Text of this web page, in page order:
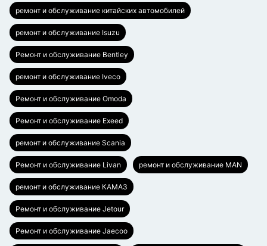
ремонт и обслуживание китайских автомобилей
ремонт и обслуживание Isuzu
Ремонт и обслуживание Bentley
ремонт и обслуживание Iveco
Ремонт и обслуживание Omoda
Ремонт и обслуживание Exeed
ремонт и обслуживание Scania
Ремонт и обслуживание Livan ремонт и обслуживание MAN
ремонт и обслуживание КАМАЗ
Ремонт и обслуживание Jetour
Ремонт и обслуживание Jaecoo